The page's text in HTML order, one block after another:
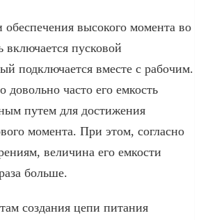
высокого момента во
включается пусковой
подключается вместе с рабочим.
довольно часто его емкость
путем для достижения
момента. При этом, согласно
величина его емкости
больше.
создания цепи питания